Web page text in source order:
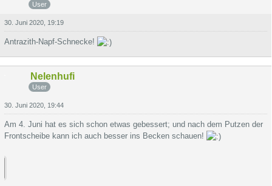
User
30. Juni 2020, 19:19
Antrazith-Napf-Schnecke!
Nelenhufi
User
30. Juni 2020, 19:44
Am 4. Juni hat es sich schon etwas gebessert; und nach dem Putzen der
Frontscheibe kann ich auch besser ins Becken schauen!